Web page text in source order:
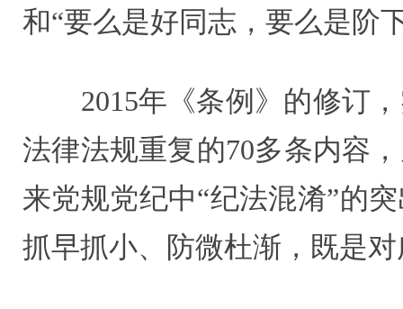
和“要么是好同志，要么是阶
2015年《条例》的修订，
法律法规重复的70多条内容
来党规党纪中“纪法混淆”的
抓早抓小、防微杜渐，既是